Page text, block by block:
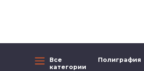
Полиграфия
Все
категории